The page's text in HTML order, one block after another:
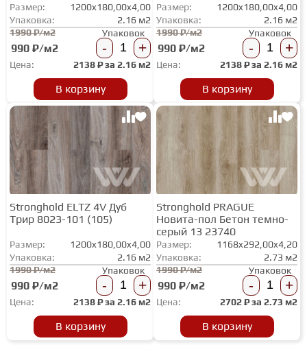
КОВРОВАЯ ПЛИТКА
МОДУЛЬНЫЕ ПВХ
ПОДЛОЖКА
ПЛИНТУС
КЛЕЙ
НАЛИВНОЙ ПОЛ
Размер:
1200x180,00x4,00
Упаковка:
2.16 м2
1990 ₽/м2
990 ₽/м2
Упаковок
- +
Цена: 2138₽ за 2.16 м2
В корзину
Размер:
1200x180,00x4,00
Упаковка:
2.16 м2
1990 ₽/м2
990 ₽/м2
Упаковок
- +
Цена: 2138₽ за 2.16 м2
В корзину
Stronghold ELTZ 4V Дуб
Трир 8023-101 (105)
Размер:
1200x180,00x4,00
Упаковка:
2.16 м2
1990 ₽/м2
990 ₽/м2
Упаковок
- +
Цена: 2138₽ за 2.16 м2
В корзину
Stronghold PRAGUE
Новита-пол Бетон темно-
серый 13 23740
Размер:
1168x292,00x4,20
Упаковка:
2.73 м2
1990 ₽/м2
990 ₽/м2
Упаковок
- +
Цена: 2702₽ за 2.73 м2
В корзину